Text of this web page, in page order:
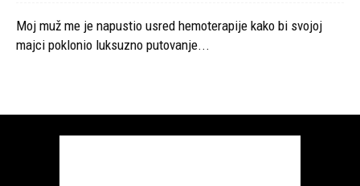
Moj muž me je napustio usred hemoterapije kako bi svojoj
majci poklonio luksuzno putovanje...